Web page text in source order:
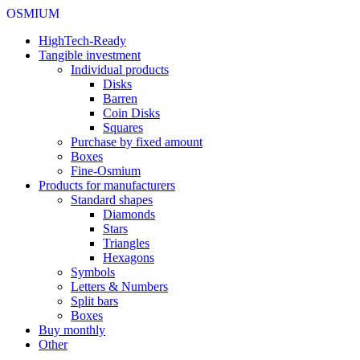
OSMIUM
HighTech-Ready
Tangible investment
Individual products
Disks
Barren
Coin Disks
Squares
Purchase by fixed amount
Boxes
Fine-Osmium
Products for manufacturers
Standard shapes
Diamonds
Stars
Triangles
Hexagons
Symbols
Letters & Numbers
Split bars
Boxes
Buy monthly
Other